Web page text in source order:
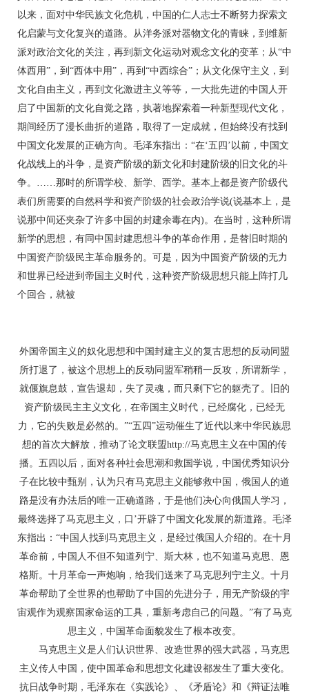
以来，面对中华民族文化危机，中国的仁人志士不断努力探索文
化启蒙与文化复兴的道路。从洋务派对器物文化的青睐，到维新
派对政治文化的关注，再到新文化运动对观念文化的变革；从“中
体西用”，到“西体中用”，再到“中西综合”；从文化保守主义，到
文化自由主义，再到文化激进主义等等，一大批先进的中国人开
启了中国新的文化自觉之路，执著地探索着一种新型现代文化，
期间经历了漫长曲折的道路，取得了一定成就，但始终没有找到
中国文化发展的正确方向。毛泽东指出：“在‘五四’以前，中国文
化战线上的斗争，是资产阶级的新文化和封建阶级的旧文化的斗
争。……那时的所谓学校、新学、西学。基本上都是资产阶级代
表们所需要的自然科学和资产阶级的社会政治学说(说基本上，是
说那中间还夹杂了许多中国的封建余毒在内)。在当时，这种所谓
新学的思想，有同中国封建思想斗争的革命作用，是替旧时期的
中国资产阶级民主革命服务的。可是，因为中国资产阶级的无力
和世界已经进到帝国主义时代，这种资产阶级思想只能上阵打几
个回合，就被
外国帝国主义的奴化思想和中国封建主义的复古思想的反动同盟
所打退了，被这个思想上的反动同盟军稍稍一反攻，所谓新学，
就偃旗息鼓，宣告退却，失了灵魂，而只剩下它的躯壳了。旧的
资产阶级民主主义文化，在帝国主义时代，已经腐化，已经无
力，它的失败是必然的。”“五四”运动催生了近代以来中华民族思
想的首次大解放，推动了论文联盟http://马克思主义在中国的传
播。五四以后，面对各种社会思潮和救国学说，中国优秀知识分
子在比较中甄别，认为只有马克思主义能够救中国，俄国人的道
路是没有办法后的唯一正确道路，于是他们决心向俄国人学习，
最终选择了马克思主义，口’开辟了中国文化发展的新道路。毛泽
东指出：“中国人找到马克思主义，是经过俄国人介绍的。在十月
革命前，中国人不但不知道列宁、斯大林，也不知道马克思、恩
格斯。十月革命一声炮响，给我们送来了马克思列宁主义。十月
革命帮助了全世界的也帮助了中国的先进分子，用无产阶级的宇
宙观作为观察国家命运的工具，重新考虑自己的问题。”有了马克
思主义，中国革命面貌发生了根本改变。
马克思主义是人们认识世界、改造世界的强大武器，马克思
主义传人中国，使中国革命和思想文化建设都发生了重大变化。
抗日战争时期，毛泽东在《实践论》、《矛盾论》和《辩证法唯